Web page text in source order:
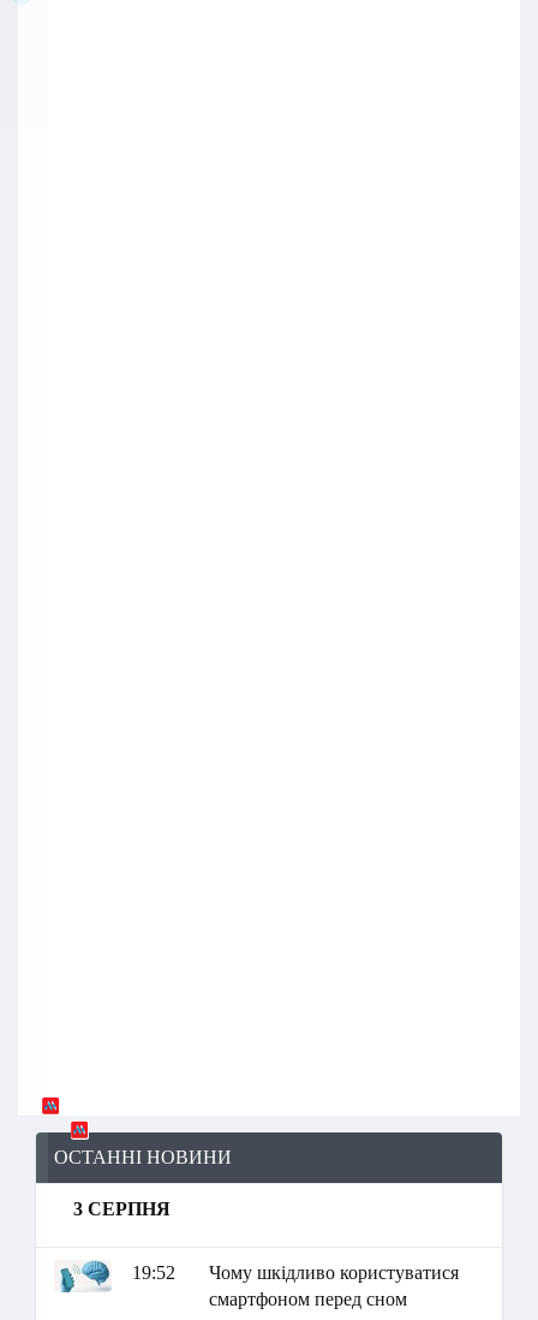
ОСТАННІ НОВИНИ
3 СЕРПНЯ
19:52
Чому шкідливо користуватися
смартфоном перед сном